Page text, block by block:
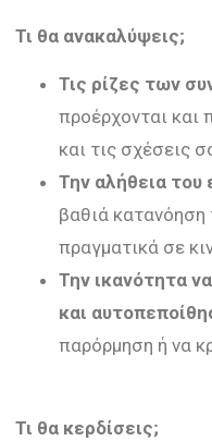
Τι θα ανακαλύψεις;
Τις ρίζες των
προέρχονται και
και τις σχέσεις
Την αλήθεια του
βαθιά κατανόηση
πραγματικά σε
Την ικανότητα
και
παρόρμηση ή να
Τι θα κερδίσεις;